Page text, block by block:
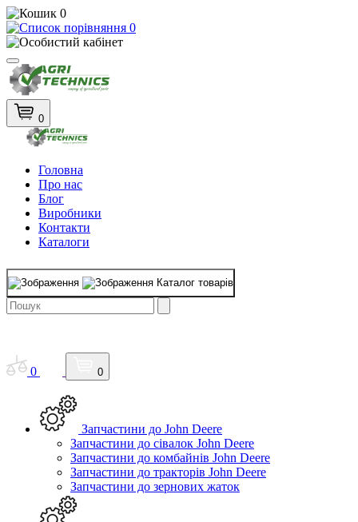
0
0
0
Головна
Про нас
Блог
Виробники
Контакти
Каталоги
Каталог товарів
0 0
Запчастини до John Deere
Запчастини до сівалок John Deere
Запчастини до комбайнів John Deere
Запчастини до тракторів John Deere
Запчастини до зернових жаток